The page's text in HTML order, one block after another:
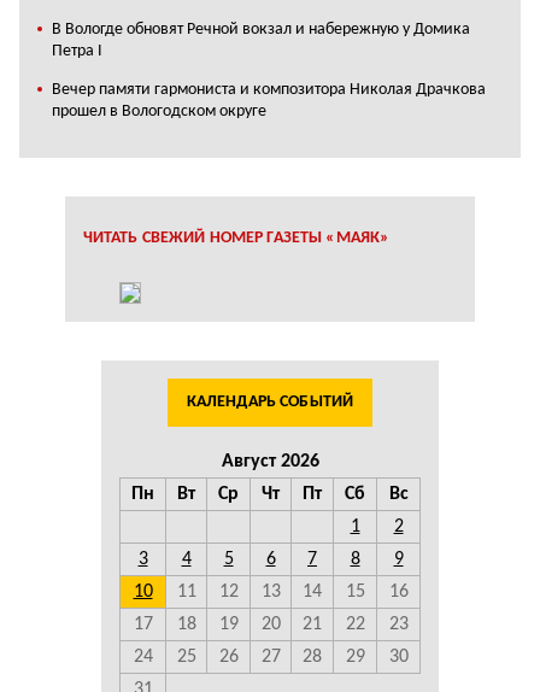
В Вологде обновят Речной вокзал и набережную у Домика
Петра I
Вечер памяти гармониста и композитора Николая Драчкова
прошел в Вологодском округе
ЧИТАТЬ СВЕЖИЙ НОМЕР ГАЗЕТЫ «МАЯК»
КАЛЕНДАРЬ СОБЫТИЙ
Август 2026
Пн
Вт Ср Чт Пт Сб
Вс
1
2
3
4 5 6 7 8
9
10
11 12 13 14 15
16
17
18 19 20 21 22
23
24
25 26 27 28 29
30